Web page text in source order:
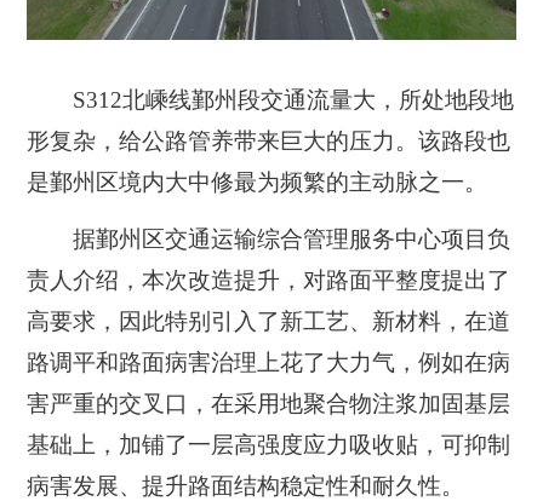
S312北嵊线鄞州段交通流量大，所处地段地
形复杂，给公路管养带来巨大的压力。该路段也
是鄞州区境内大中修最为频繁的主动脉之一。
据鄞州区交通运输综合管理服务中心项目负
责人介绍，本次改造提升，对路面平整度提出了
高要求，因此特别引入了新工艺、新材料，在道
路调平和路面病害治理上花了大力气，例如在病
害严重的交叉口，在采用地聚合物注浆加固基层
基础上，加铺了一层高强度应力吸收贴，可抑制
病害发展、提升路面结构稳定性和耐久性。